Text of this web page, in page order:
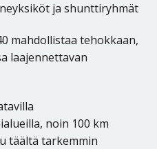
ja shunttiryhmät
mahdollistaa tehokkaan,
laajennettavan
noin 100 km
täältä tarkemmin